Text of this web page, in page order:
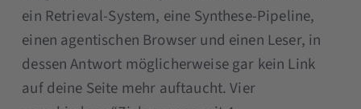
ein Retrieval-System, eine Synthese-Pipeline,
einen agentischen Browser und einen Leser, in
dessen Antwort möglicherweise gar kein Link
auf deine Seite mehr auftaucht. Vier